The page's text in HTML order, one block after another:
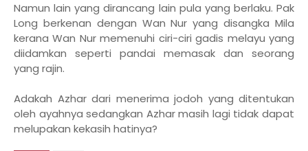
Namun lain yang dirancang lain pula yang berlaku. Pak
Long berkenan dengan Wan Nur yang disangka Mila
kerana Wan Nur memenuhi ciri-ciri gadis melayu yang
diidamkan seperti pandai memasak dan seorang
yang rajin.
Adakah Azhar dari menerima jodoh yang ditentukan
oleh ayahnya sedangkan Azhar masih lagi tidak dapat
melupakan kekasih hatinya?